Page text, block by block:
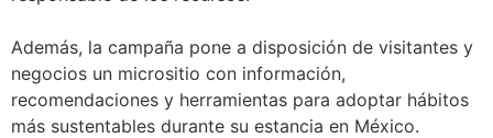
Además, la campaña pone a disposición de visitantes y
negocios un micrositio con información,
recomendaciones y herramientas para adoptar hábitos
más sustentables durante su estancia en México.